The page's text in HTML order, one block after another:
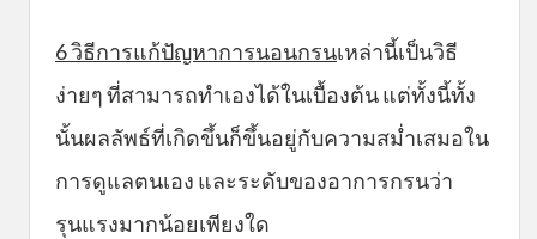
6 วิธีการแก้ปัญหาการนอนกรนเหล่านี้เป็นวิธี
ง่ายๆ ที่สามารถทำเองได้ในเบื้องต้น แต่ทั้งนี้ทั้ง
นั้นผลลัพธ์ที่เกิดขึ้นก็ขึ้นอยู่กับความสม่ำเสมอใน
การดูแลตนเอง และระดับของอาการกรนว่า
รุนแรงมากน้อยเพียงใด